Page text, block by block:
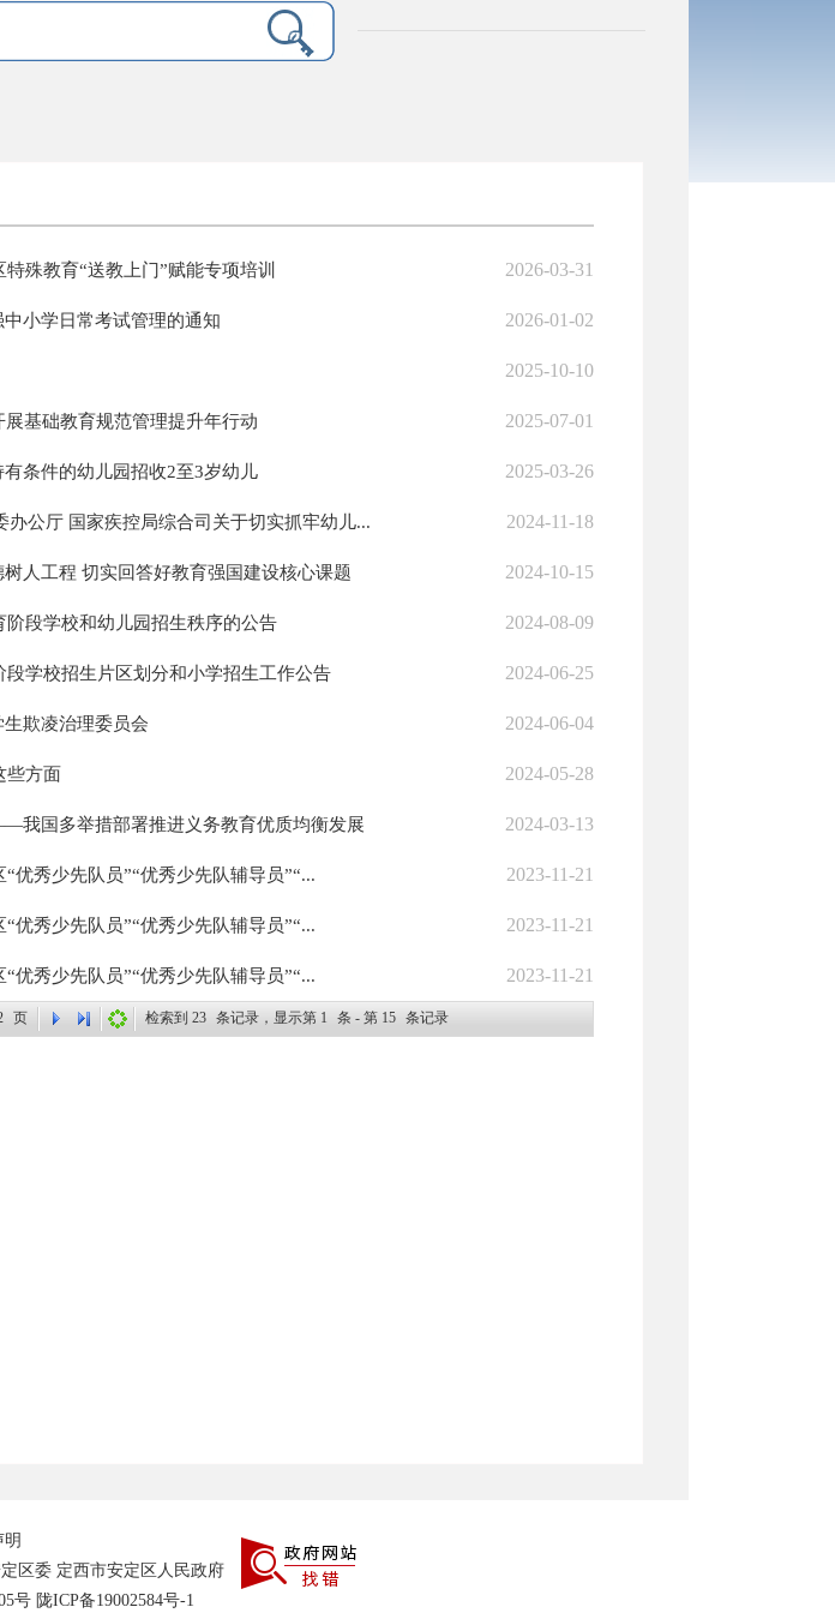
殊教育“送教上门”赋能专项培训 2026-03-31
小学日常考试管理的通知 2026-01-02
2025-10-10
基础教育规范管理提升年行动 2025-07-01
条件的幼儿园招收2至3岁幼儿 2025-03-26
办公厅 国家疾控局综合司关于切实抓牢幼儿... 2024-11-18
人工程 切实回答好教育强国建设核心课题 2024-10-15
阶段学校和幼儿园招生秩序的公告 2024-08-09
段学校招生片区划分和小学招生工作公告 2024-06-25
欺凌治理委员会 2024-06-04
些方面 2024-05-28
我国多举措部署推进义务教育优质均衡发展 2024-03-13
优秀少先队员”“优秀少先队辅导员”“... 2023-11-21
优秀少先队员”“优秀少先队辅导员”“... 2023-11-21
优秀少先队员”“优秀少先队辅导员”“... 2023-11-21
页 检索到 23 条记录，显示第 1 条 - 第 15 条记录
明
区委 定西市安定区人民政府
号 陇ICP备19002584号-1